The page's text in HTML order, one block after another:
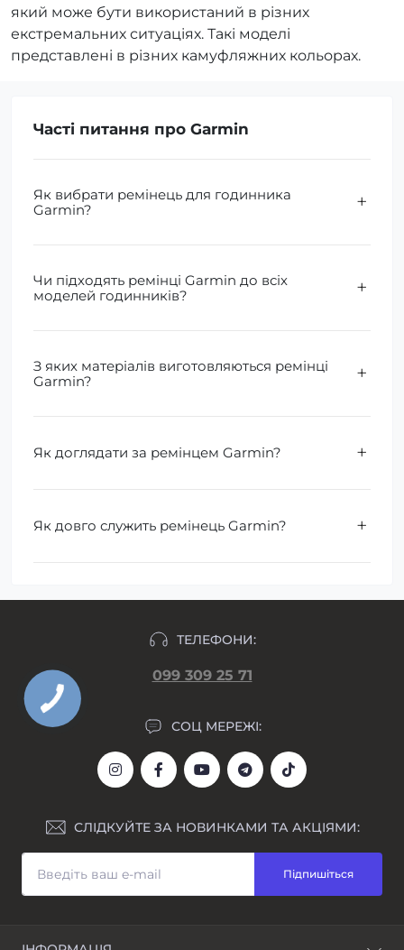
який може бути використаний в різних
екстремальних ситуаціях. Такі моделі
представлені в різних камуфляжних кольорах.
Часті питання про Garmin
Як вибрати ремінець для годинника
Garmin?
Чи підходять ремінці Garmin до всіх
моделей годинників?
З яких матеріалів виготовляються ремінці
Garmin?
Як доглядати за ремінцем Garmin?
Як довго служить ремінець Garmin?
ТЕЛЕФОНИ:
099 309 25 71
СОЦ МЕРЕЖІ:
СЛІДКУЙТЕ ЗА НОВИНКАМИ ТА АКЦІЯМИ:
Підпишіться